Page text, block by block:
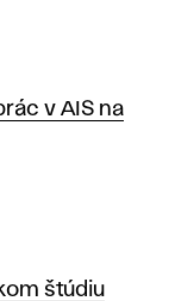
v AIS na
štúdiu